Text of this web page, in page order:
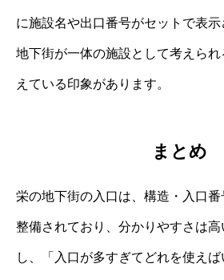
に施設名や出口番号がセットで表
地下街が一体の施設として考えら
えている印象があります。
まとめ
栄の地下街の入口は、構造・入口
整備されており、分かりやすさは
し、「入口が多すぎてどれを使え